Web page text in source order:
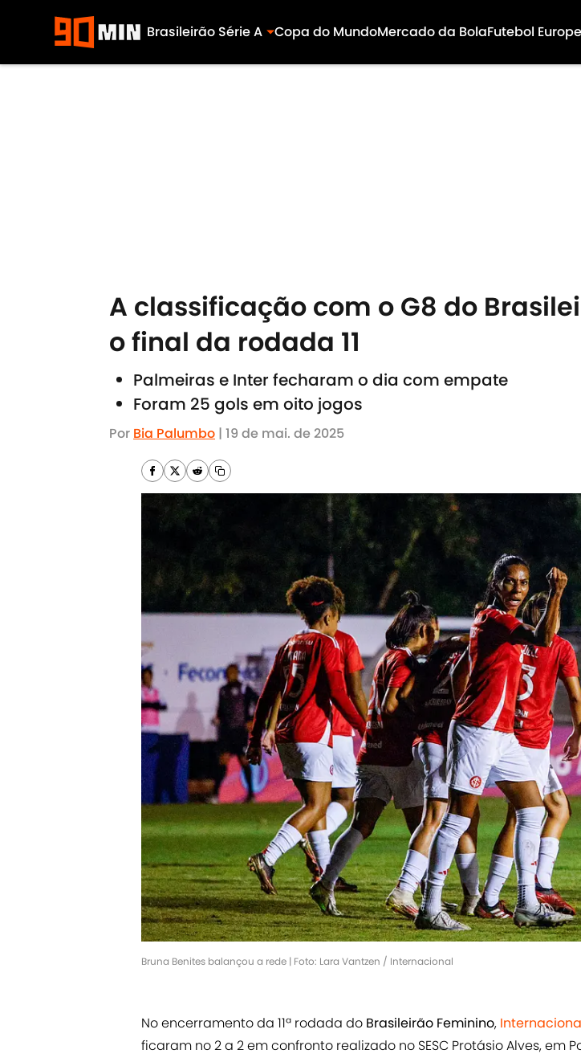
Brasileirão Série A Copa do MundoMercado da BolaFutebol
A classificação com o G8 do
o final da rodada 11
Palmeiras e Inter fecharam o dia com empate
Foram 25 gols em oito jogos
Por Bia Palumbo | 19 de mai. de 2025
Bruna Benites balançou a rede | Foto: Lara Vantzen / Internacional
No encerramento da 11ª rodada do Brasileirão Feminino,
ficaram no 2 a 2 em confronto realizado no SESC Protásio Alves, em